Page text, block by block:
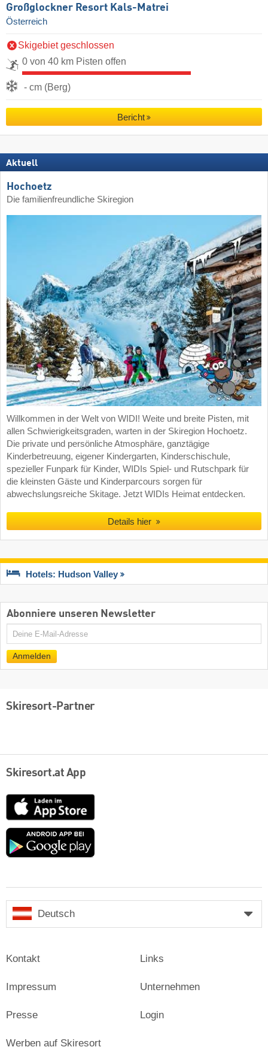
Großglockner Resort Kals-Matrei
Österreich
Skigebiet geschlossen
0 von 40 km Pisten offen
- cm (Berg)
Bericht
Aktuell
Hochoetz
Die familienfreundliche Skiregion
Willkommen in der Welt von WIDI! Weite und breite Pisten, mit
allen Schwierigkeitsgraden, warten in der Skiregion Hochoetz.
Die private und persönliche Atmosphäre, ganztägige
Kinderbetreuung, eigener Kindergarten, Kinderschischule,
spezieller Funpark für Kinder, WIDIs Spiel- und Rutschpark für
die kleinsten Gäste und Kinderparcours sorgen für
abwechslungsreiche Skitage. Jetzt WIDIs Heimat entdecken.
Details hier
Hotels: Hudson Valley
Abonniere unseren Newsletter
E-
Anmelden
Skiresort-Partner
Skiresort.at App
App
Store
Google
Deutsch
Kontakt
Impressum
Presse
Links
Unternehmen
Login
Werben auf Skiresort